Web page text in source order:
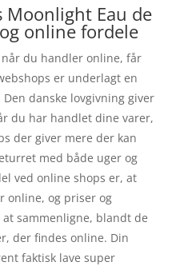
Moonlight Eau de
online fordele
du handler online, får
er underlagt en
danske lovgivning giver
du har handlet dine varer,
der giver mere der kan
med både uger og
ved online shops er, at
online, og priser og
sammenligne, blandt de
der findes online. Din
faktisk lave super